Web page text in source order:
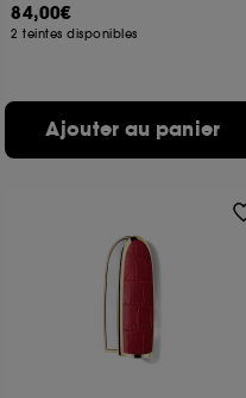
84,00€
2 teintes disponibles
Ajouter au panier